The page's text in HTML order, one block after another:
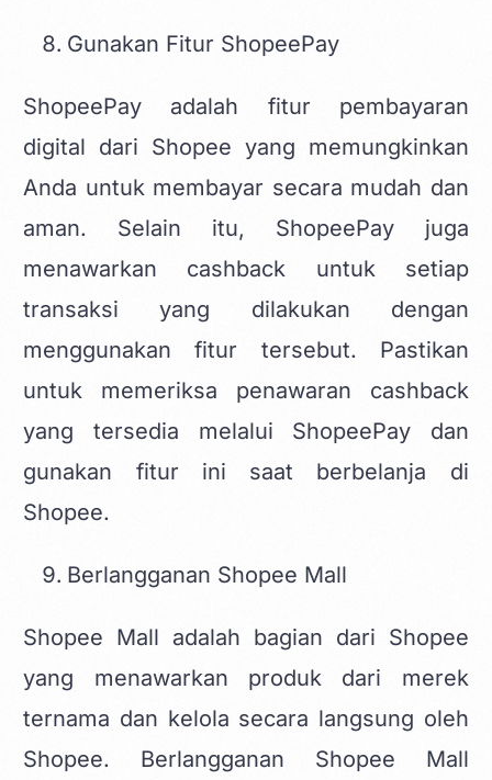
Gunakan Fitur ShopeePay
ShopeePay adalah fitur pembayaran
digital dari Shopee yang memungkinkan
Anda untuk membayar secara mudah dan
aman. Selain itu, ShopeePay juga
menawarkan cashback untuk setiap
transaksi yang dilakukan dengan
menggunakan fitur tersebut. Pastikan
untuk memeriksa penawaran cashback
yang tersedia melalui ShopeePay dan
gunakan fitur ini saat berbelanja di
Shopee.
Berlangganan Shopee Mall
Shopee Mall adalah bagian dari Shopee
yang menawarkan produk dari merek
ternama dan kelola secara langsung oleh
Shopee. Berlangganan Shopee Mall